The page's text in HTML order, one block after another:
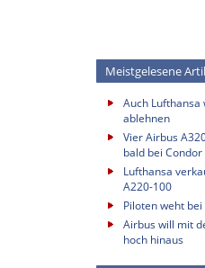
Meistgelesene
Auch
ablehnen
Vier Airbus
bald bei Condor
Lufthansa
A220-100
Piloten weht
Airbus will mit
hoch hinaus